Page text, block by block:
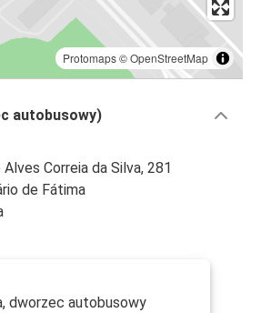
Protomaps©OpenStreetMap
autobusowy)
Correia da Silva, 281
de Fátima
dworzec autobusowy